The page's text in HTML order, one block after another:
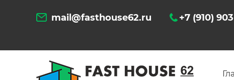
mail@fasthouse62.ru +7 (910)